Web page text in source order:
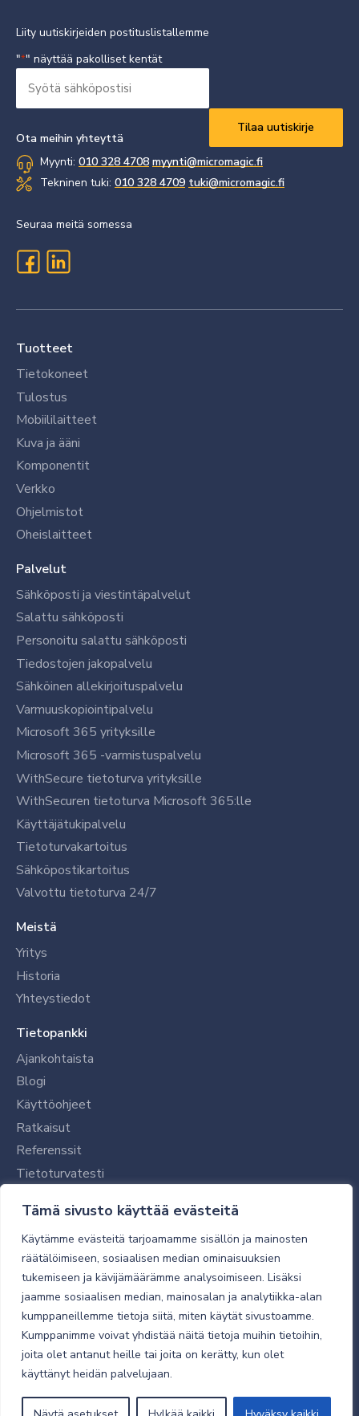
Tämä sivusto käyttää evästeitä
Käytämme evästeitä tarjoamamme sisällön ja mainosten
räätälöimiseen, sosiaalisen median ominaisuuksien
tukemiseen ja kävijämäärämme analysoimiseen. Lisäksi
jaamme sosiaalisen median, mainosalan ja analytiikka-alan
kumppaneillemme tietoja siitä, miten käytät sivustoamme.
Kumppanimme voivat yhdistää näitä tietoja muihin tietoihin,
joita olet antanut heille tai joita on kerätty, kun olet
käyttänyt heidän palvelujaan.
Liity uutiskirjeiden postituslistallemme
"*" näyttää pakolliset kentät
sähköpostisi
Ota meihin yhteyttä
Myynti: 010 328 4708 myynti@micromagic.fi
Tekninen tuki: 010 328 4709 tuki@micromagic.fi
Seuraa meitä somessa
Tuotteet
Tietokoneet
Tulostus
Mobiililaitteet
Kuva ja ääni
Komponentit
Verkko
Ohjelmistot
Oheislaitteet
Palvelut
Sähköposti ja viestintäpalvelut
Salattu sähköposti
Personoitu salattu sähköposti
Tiedostojen jakopalvelu
Sähköinen allekirjoituspalvelu
Varmuuskopiointipalvelu
Microsoft 365 yrityksille
Microsoft 365 -varmistuspalvelu
WithSecure tietoturva yrityksille
WithSecuren tietoturva Microsoft 365:lle
Käyttäjätukipalvelu
Tietoturvakartoitus
Sähköpostikartoitus
Valvottu tietoturva 24/7
Meistä
Yritys
Historia
Yhteystiedot
Tietopankki
Ajankohtaista
Blogi
Käyttöohjeet
Ratkaisut
Referenssit
Tietoturvatesti
Tilaajalle
Toimitustavat ja -kulut
Verkkokaupan yleiset ehdot
Toimitusehdot
Tietosuojaseloste
Tietoturva
© 2026 Micro Magic